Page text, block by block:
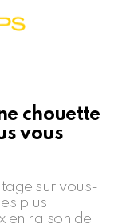
chouette
vous
sur vous-
plus
en raison de